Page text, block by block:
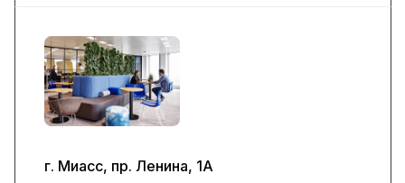
г. Миасс, пр. Ленина, 1А